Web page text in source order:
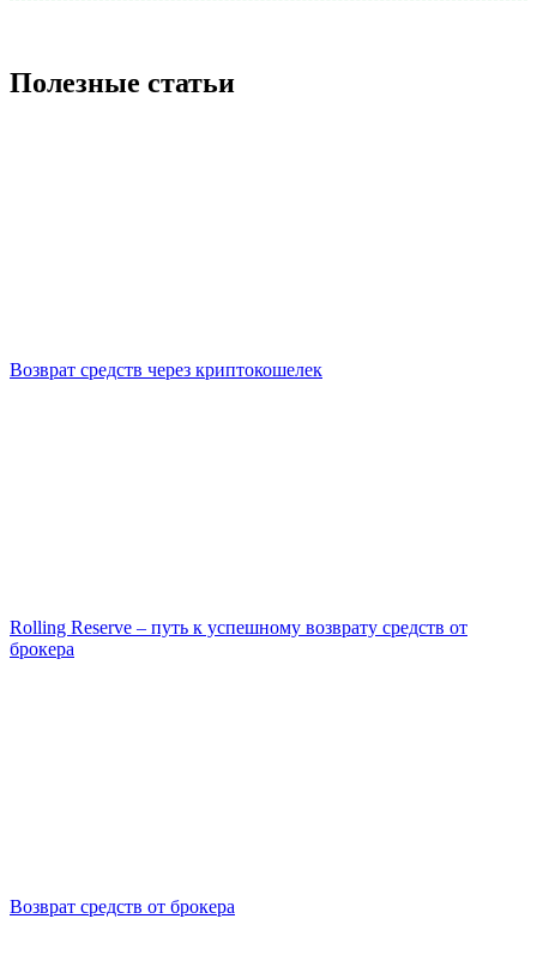
Полезные статьи
Возврат средств через криптокошелек
Rolling Reserve – путь к успешному возврату средств от
брокера
Возврат средств от брокера